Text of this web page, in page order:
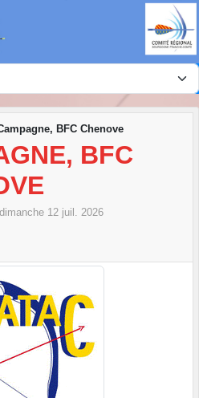
BFC Chenove
BFC
dimanche 12 juil. 2026